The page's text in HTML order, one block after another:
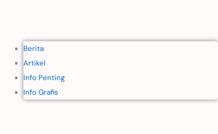
Berita
Artikel
Info Penting
Info Grafis